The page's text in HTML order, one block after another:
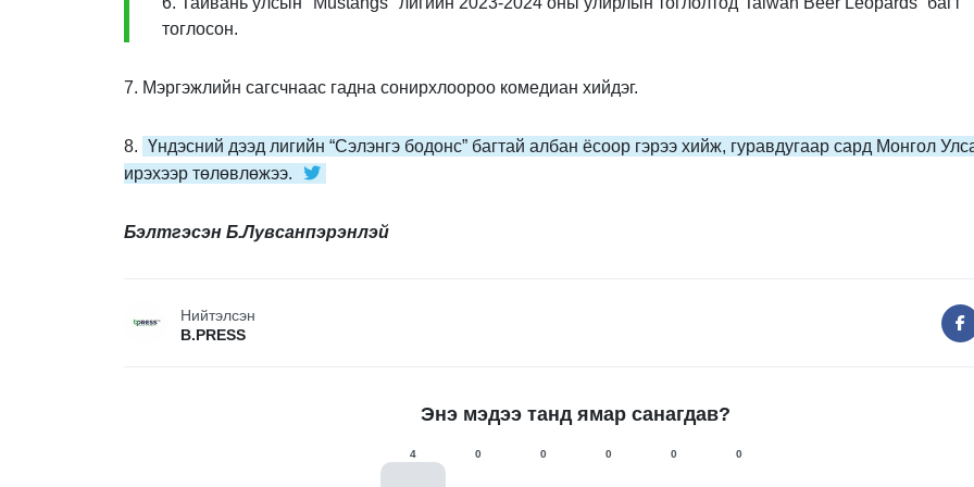
тоглосон.
7. Мэргэжлийн сагсчнаас гадна сонирхлоороо комедиан хийдэг.
8. Үндэсний дээд лигийн “Сэлэнгэ бодонс” багтай албан ёсоор гэрээ хийж, гуравдугаар сард Монгол
ирэхээр төлөвлөжээ.
Бэлтгэсэн Б.Лувсанпэрэнлэй
Нийтэлсэн
B.PRESS
Энэ мэдээ танд ямар санагдав?
4 0 0 0 0 0